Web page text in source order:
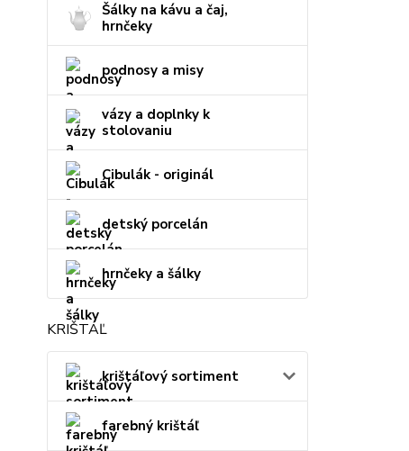
Šálky na kávu a čaj,
hrnčeky
podnosy a misy
vázy a doplnky k
stolovaniu
Cibulák - originál
detský porcelán
hrnčeky a šálky
KRIŠTÁĽ
krištáľový sortiment
farebný krištáľ